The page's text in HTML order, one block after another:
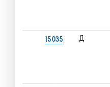
15035 Д